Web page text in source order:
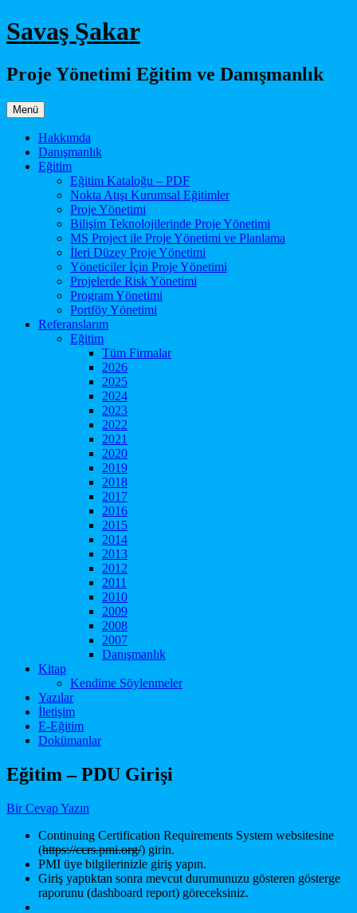
İçeriğe
atla
Savaş Şakar
Proje Yönetimi Eğitim ve Danışmanlık
Menü
Hakkımda
Danışmanlık
Eğitim
Eğitim Kataloğu – PDF
Nokta Atışı Kurumsal Eğitimler
Proje Yönetimi
Bilişim Teknolojilerinde Proje Yönetimi
MS Project ile Proje Yönetimi ve Planlama
İleri Düzey Proje Yönetimi
Yöneticiler İçin Proje Yönetimi
Projelerde Risk Yönetimi
Program Yönetimi
Portföy Yönetimi
Referanslarım
Eğitim
Tüm Firmalar
2026
2025
2024
2023
2022
2021
2020
2019
2018
2017
2016
2015
2014
2013
2012
2011
2010
2009
2008
2007
Danışmanlık
Kitap
Kendime Söylenmeler
Yazılar
İletişim
E-Eğitim
Dokümanlar
Eğitim – PDU Girişi
Bir Cevap Yazın
Continuing Certification Requirements System websitesine
(https://ccrs.pmi.org/) girin.
PMI üye bilgilerinizle giriş yapın.
Giriş yaptıktan sonra mevcut durumunuzu gösteren gösterge
raporunu (dashboard report) göreceksiniz.